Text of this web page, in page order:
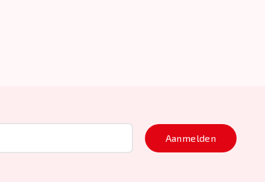
Aanmelden